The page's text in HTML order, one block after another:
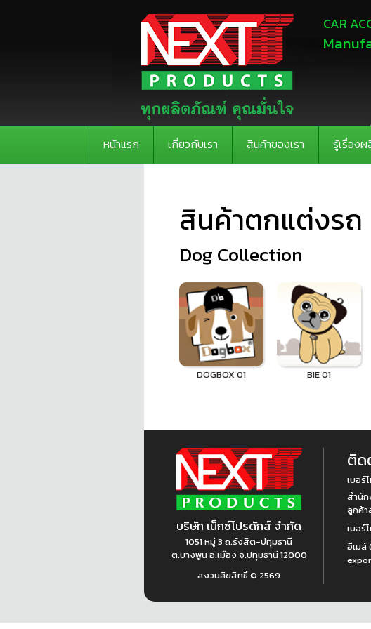
CAR
หน้าแรก เกี่ยวกับเรา สินค้าของเรา รู้เรื่อง
สินค้าตกแต่งรถ
Dog Collection
DOGBOX 01 BIE 01
บริษัท เน็กซ์โปรดักส์ จำกัด
1051 หมู่ 3 ถ.รังสิต-ปทุมธานี
ต.บางพูน อ.เมือง จ.ปทุมธานี 12000
สงวนลิขสิทธิ์ © 2569
ติด
เบอร์
สำนัก
ลูกค้
เบอร์
อีเมล์